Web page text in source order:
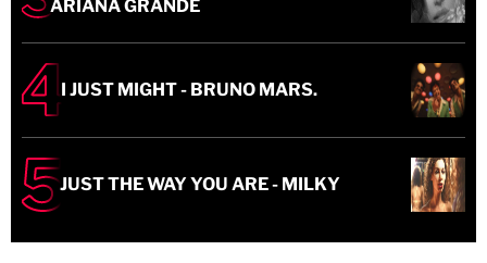
ARIANA GRANDE
I JUST MIGHT - BRUNO MARS.
JUST THE WAY YOU ARE - MILKY